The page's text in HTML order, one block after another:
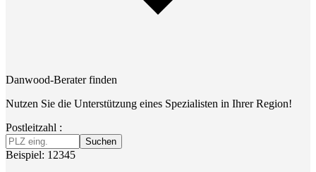
Danwood-Berater finden
Nutzen Sie die Unterstützung eines Spezialisten in Ihrer Region!
Postleitzahl :
Suchen
Beispiel: 12345